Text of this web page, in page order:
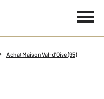
Achat Maison Val-d'Oise (95)